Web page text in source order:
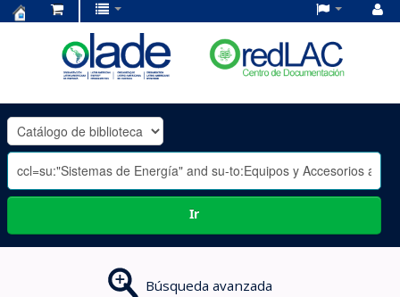
OLADE
-
Ir
Búsqueda avanzada